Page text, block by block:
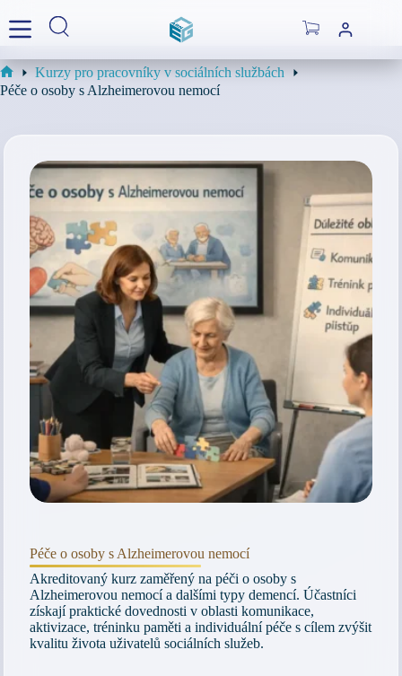
to
content
Shopping
Home
Kurzy pro pracovníky v sociálních službách
Péče o osoby s Alzheimerovou nemocí
Péče o osoby s Alzheimerovou nemocí
Akreditovaný kurz zaměřený na péči o osoby s
Alzheimerovou nemocí a dalšími typy demencí. Účastníci
získají praktické dovednosti v oblasti komunikace,
aktivizace, tréninku paměti a individuální péče s cílem zvýšit
kvalitu života uživatelů sociálních služeb.